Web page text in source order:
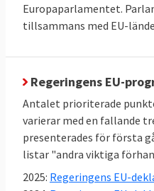
Den höga graden
till mediabilden som
stora konflikter och
Därmed inte sagt
svensk EU-politik,se
lagar
Europaparlamentet.
tillsammans med EU-
Regeringens EU-
Antalet prioriterade
varierar med en fallande
presenterades för första
listar "andra viktiga
2025: Regeringens EU-